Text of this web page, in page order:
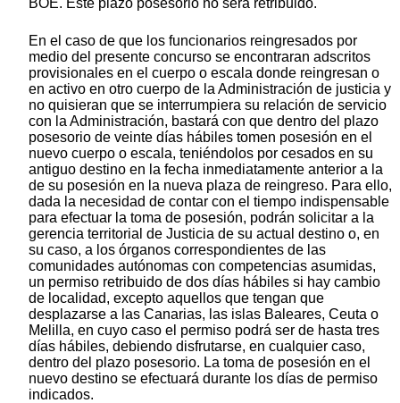
En el caso de que los funcionarios reingresados por
medio del presente concurso se encontraran adscritos
provisionales en el cuerpo o escala donde reingresan o
en activo en otro cuerpo de la Administración de justicia y
no quisieran que se interrumpiera su relación de servicio
con la Administración, bastará con que dentro del plazo
posesorio de veinte días hábiles tomen posesión en el
nuevo cuerpo o escala, teniéndolos por cesados en su
antiguo destino en la fecha inmediatamente anterior a la
de su posesión en la nueva plaza de reingreso. Para ello,
dada la necesidad de contar con el tiempo indispensable
para efectuar la toma de posesión, podrán solicitar a la
gerencia territorial de Justicia de su actual destino o, en
su caso, a los órganos correspondientes de las
comunidades autónomas con competencias asumidas,
un permiso retribuido de dos días hábiles si hay cambio
de localidad, excepto aquellos que tengan que
desplazarse a las Canarias, las islas Baleares, Ceuta o
Melilla, en cuyo caso el permiso podrá ser de hasta tres
días hábiles, debiendo disfrutarse, en cualquier caso,
dentro del plazo posesorio. La toma de posesión en el
nuevo destino se efectuará durante los días de permiso
indicados.